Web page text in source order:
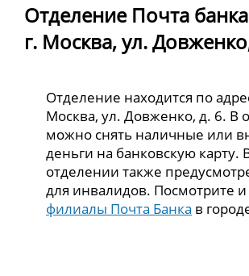
Отделение Почта
г. Москва, ул.
Отделение находится по
Москва, ул. Довженко, д. 6. В
можно снять наличные или
деньги на банковскую карту.
отделении также
для инвалидов. Посмотрите
филиалы Почта Банка в